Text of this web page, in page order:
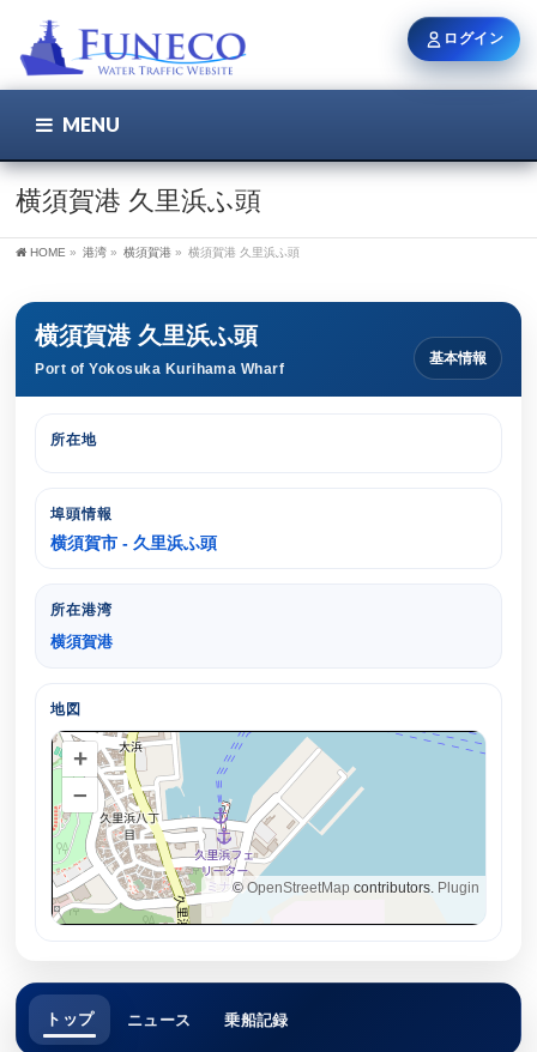
MENU
横須賀港 久里浜ふ頭
HOME » 港湾 » 横須賀港 » 横須賀港 久里浜ふ頭
横須賀港 久里浜ふ頭
Port of Yokosuka Kurihama Wharf
基本情報
所在地
埠頭情報
横須賀市 - 久里浜ふ頭
所在港湾
横須賀港
地図
+
–
© OpenStreetMapcontributors.Plugin
トップ ニュース 乗船記録
ログイン
ユーザー名 / メール
ログイン状態を保持